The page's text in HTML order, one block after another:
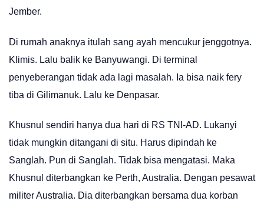
Jember.
Di rumah anaknya itulah sang ayah mencukur jenggotnya.
Klimis. Lalu balik ke Banyuwangi. Di terminal
penyeberangan tidak ada lagi masalah. Ia bisa naik fery
tiba di Gilimanuk. Lalu ke Denpasar.
Khusnul sendiri hanya dua hari di RS TNI-AD. Lukanyi
tidak mungkin ditangani di situ. Harus dipindah ke
Sanglah. Pun di Sanglah. Tidak bisa mengatasi. Maka
Khusnul diterbangkan ke Perth, Australia. Dengan pesawat
militer Australia. Dia diterbangkan bersama dua korban